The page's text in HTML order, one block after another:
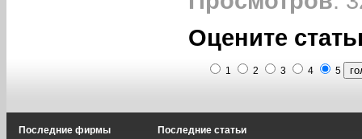
Оцените
1 2 3 4 5
Последние фирмы Последние статьи